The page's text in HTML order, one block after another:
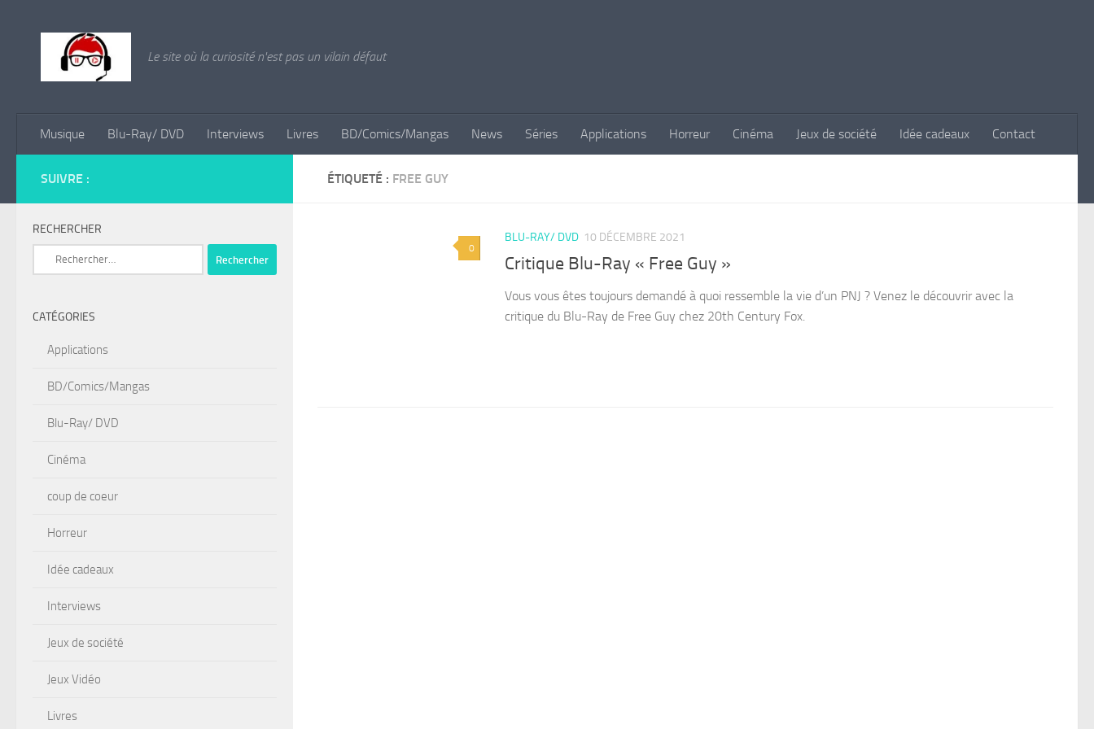
Le site où la curiosité n'est pas un vilain défaut
Musique Blu-Ray/ DVD Interviews Livres BD/Comics/Mangas News Séries Applications Horreur Cinéma Jeux de société Idée cadeaux Contact
ÉTIQUETÉ : FREE GUY
0
BLU-RAY/ DVD 10 DÉCEMBRE 2021
Critique Blu-Ray « Free Guy »
Vous vous êtes toujours demandé à quoi ressemble la vie d’un PNJ ? Venez le découvrir avec la
critique du Blu-Ray de Free Guy chez 20th Century Fox.
SUIVRE :
RECHERCHER
Rechercher :
CATÉGORIES
Applications
BD/Comics/Mangas
Blu-Ray/ DVD
Cinéma
coup de coeur
Horreur
Idée cadeaux
Interviews
Jeux de société
Jeux Vidéo
Livres